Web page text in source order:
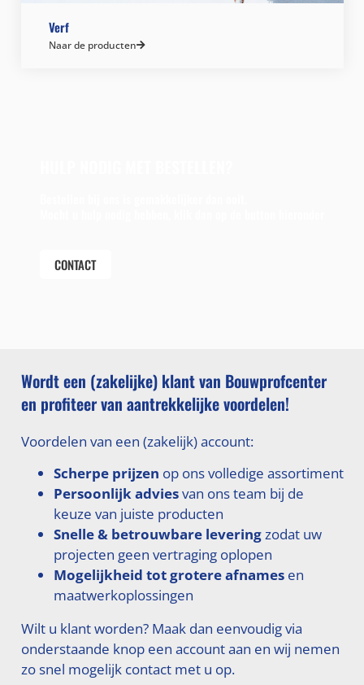
Verf
Naar de producten
CONTACT
Wordt een (zakelijke) klant van Bouwprofcenter
en profiteer van aantrekkelijke voordelen!
Voordelen van een (zakelijk) account:
Scherpe prijzen op ons volledige assortiment
Persoonlijk adviesvan ons team bij de
keuze van juiste producten
Snelle & betrouwbare leveringzodat uw
projecten geen vertraging oplopen
Mogelijkheid tot grotere afnamesen
maatwerkoplossingen
Wilt u klant worden? Maak dan eenvoudig via
onderstaande knop een account aan en wij nemen
zo snel mogelijk contact met u op.